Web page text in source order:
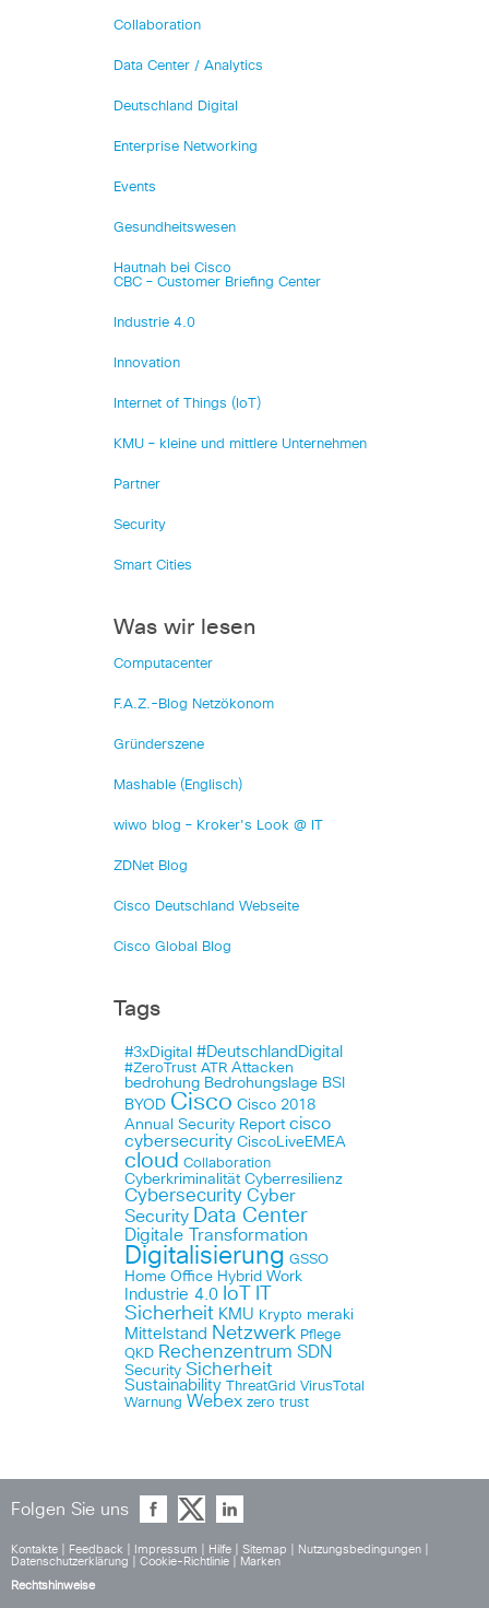
Collaboration
Data Center / Analytics
Deutschland Digital
Enterprise Networking
Events
Gesundheitswesen
Hautnah bei Cisco
CBC – Customer Briefing Center
Industrie 4.0
Innovation
Internet of Things (IoT)
KMU – kleine und mittlere Unternehmen
Partner
Security
Smart Cities
Was wir lesen
Computacenter
F.A.Z.-Blog Netzökonom
Gründerszene
Mashable (Englisch)
wiwo blog – Kroker's Look @ IT
ZDNet Blog
Cisco Deutschland Webseite
Cisco Global Blog
Tags
#3xDigital #DeutschlandDigital
#ZeroTrust ATR Attacken
bedrohung Bedrohungslage BSI
BYOD Cisco Cisco 2018
Annual Security Report cisco
cybersecurity CiscoLiveEMEA
cloud Collaboration
Cyberkriminalität Cyberresilienz
Cybersecurity Cyber
Security Data Center
Digitale Transformation
Digitalisierung GSSO
Home Office Hybrid Work
Industrie 4.0 IoT
Sicherheit KMU Krypto meraki
Mittelstand Netzwerk Pflege
QKD Rechenzentrum SDN
Security Sicherheit
Sustainability ThreatGrid VirusTotal
Warnung Webex zero trust
Folgen Sie uns
Kontakte Feedback Impressum Hilfe Sitemap Nutzungsbedingungen
Datenschutzerklärung
Cookie-Richtlinie
Marken
Rechtshinweise